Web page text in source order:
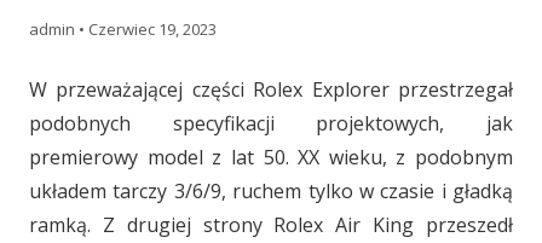
admin • Czerwiec 19, 2023
W przeważającej części Rolex Explorer przestrzegał
podobnych specyfikacji projektowych, jak
premierowy model z lat 50. XX wieku, z podobnym
układem tarczy 3/6/9, ruchem tylko w czasie i gładką
ramką. Z drugiej strony Rolex Air King przeszedł